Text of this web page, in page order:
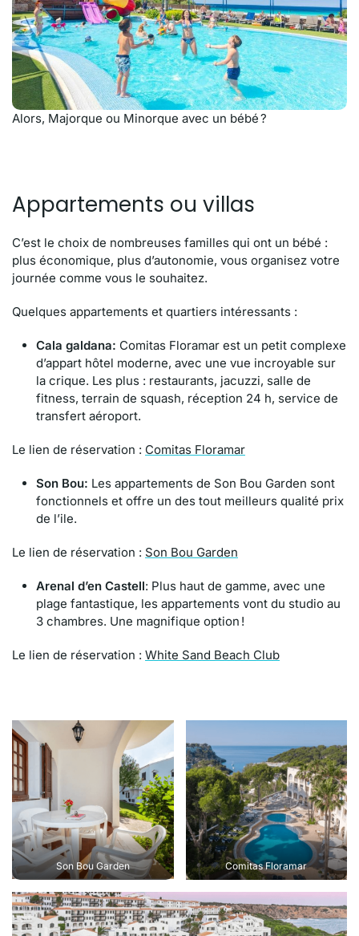
Alors, Majorque ou Minorque avec un bébé ?
Appartements ou villas
C’est le choix de nombreuses familles qui ont un bébé :
plus économique, plus d’autonomie, vous organisez votre
journée comme vous le souhaitez.
Quelques appartements et quartiers intéressants :
Cala galdana: Comitas Floramar est un petit complexe
d’appart hôtel moderne, avec une vue incroyable sur
la crique. Les plus : restaurants, jacuzzi, salle de
fitness, terrain de squash, réception 24 h, service de
transfert aéroport.
Le lien de réservation : Comitas Floramar
Son Bou: Les appartements de Son Bou Garden sont
fonctionnels et offre un des tout meilleurs qualité prix
de l’ile.
Le lien de réservation : Son Bou Garden
Arenal d’en Castell: Plus haut de gamme, avec une
plage fantastique, les appartements vont du studio au
3 chambres. Une magnifique option !
Le lien de réservation : White Sand Beach Club
Son Bou Garden Comitas Floramar